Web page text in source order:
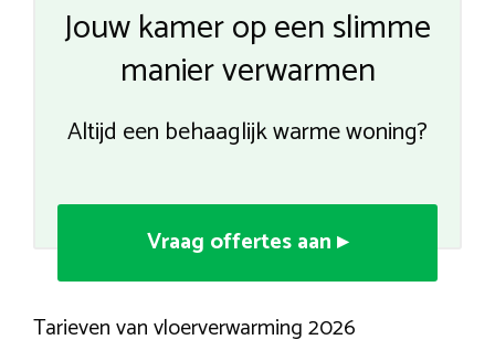
Jouw kamer op een slimme
manier verwarmen
Altijd een behaaglijk warme woning?
Vraag offertes aan ▸
Tarieven van vloerverwarming 2026